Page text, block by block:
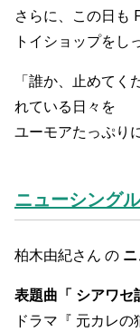
さらに、この日も
トイショップをし
「誰か、止めて
れている日々を
ユーモアたっぷり
ニューシング
柏木由紀さん の
表題曲「 シアワセ
ドラマ『 元カレの